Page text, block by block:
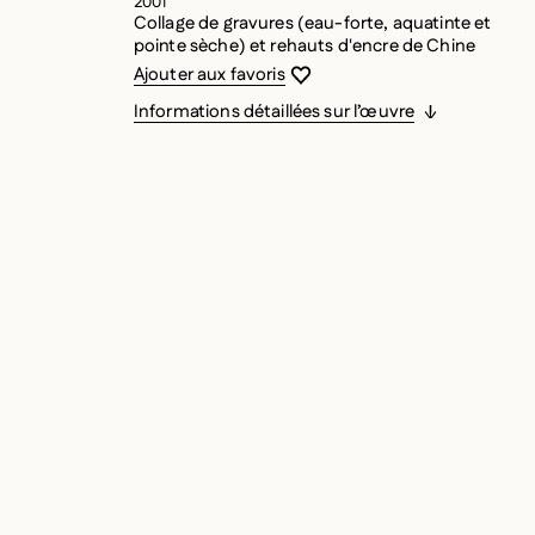
Collage de gravures (eau-forte, aquatinte et
pointe sèche) et rehauts d'encre de Chine
Vous devez être connecté pour
Fermer la modale
Ouvrir la modale
Ajouter aux favoris
Informations détaillées sur l’œuvre